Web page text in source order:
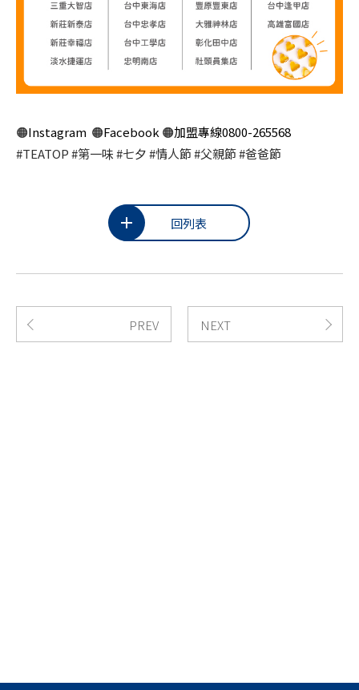
🟠Instagram 🟠Facebook 🟠加盟專線0800-265568
#TEATOP #第一味 #七夕 #情人節 #父親節 #爸爸節
回列表
PREV NEXT